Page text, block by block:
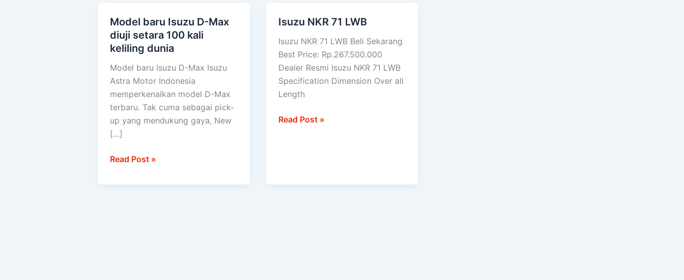
Model baru Isuzu D-Max
diuji setara 100 kali
keliling dunia
Model baru Isuzu D-Max Isuzu
Astra Motor Indonesia
memperkenalkan model D-Max
terbaru. Tak cuma sebagai pick-
up yang mendukung gaya, New
[…]
Model
baru
Isuzu
setara
kali
keliling
dunia
Read Post »
Isuzu NKR 71 LWB
Isuzu NKR 71 LWB Beli Sekarang
Best Price: Rp.267.500.000
Dealer Resmi Isuzu NKR 71 LWB
Specification Dimension Over all
Length
Isuzu
Read Post »